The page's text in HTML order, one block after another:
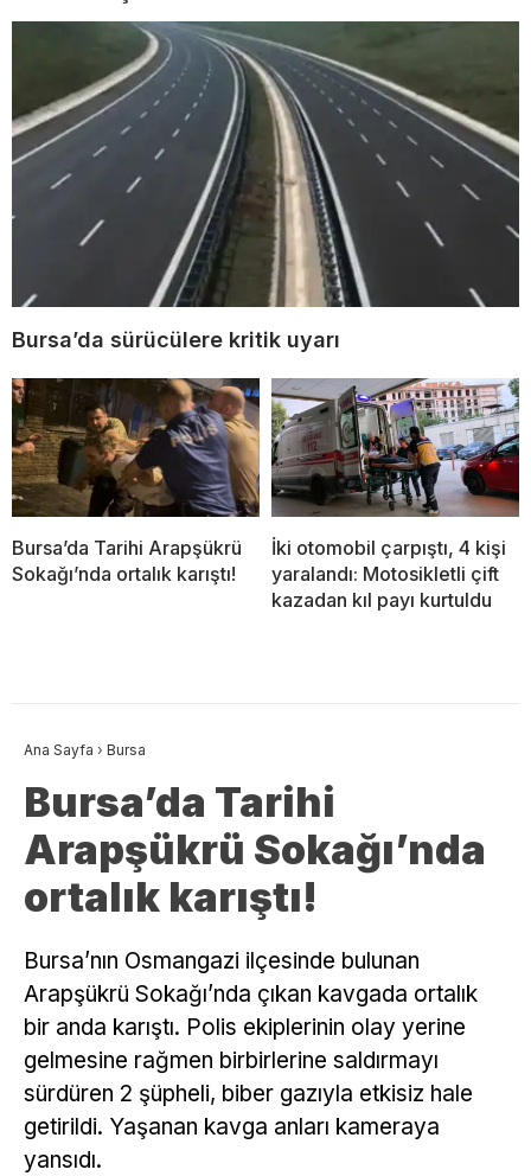
Bursa’da sürücülere kritik uyarı
Bursa’da Tarihi Arapşükrü
Sokağı’nda ortalık karıştı!
İki otomobil çarpıştı, 4 kişi
yaralandı: Motosikletli çift
kazadan kıl payı kurtuldu
Ana Sayfa › Bursa
Bursa’da Tarihi
Arapşükrü Sokağı’nda
ortalık karıştı!
Bursa’nın Osmangazi ilçesinde bulunan
Arapşükrü Sokağı’nda çıkan kavgada ortalık
bir anda karıştı. Polis ekiplerinin olay yerine
gelmesine rağmen birbirlerine saldırmayı
sürdüren 2 şüpheli, biber gazıyla etkisiz hale
getirildi. Yaşanan kavga anları kameraya
yansıdı.